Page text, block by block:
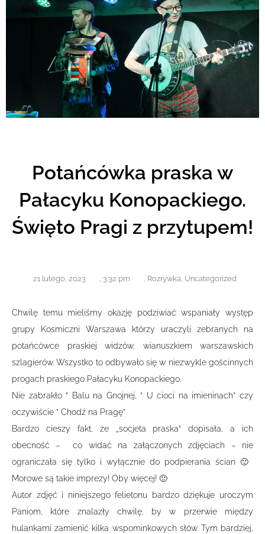
Potańcówka praska w
Pałacyku Konopackiego.
Święto Pragi z przytupem!
21 lutego, 2023 , 3:32 pm , Rozrywka, Uncategorized
Chwilę temu mieliśmy okazję podziwiać wspaniały występ
grupy Kosmiczni Warszawa którzy uraczyli zebranych na
potańcówce praskiej widzów, wianuszkiem warszawskich
szlagierów. Wszystko to odbywało się w niezwykle gościnnych
progach praskiego Pałacyku Konopackiego.
Nie zabrakło ” Balu na Gnojnej, ” U cioci na imieninach” czy
oczywiście ” Chodź na Pragę”
Bardzo cieszy fakt, że „socjeta praska” dopisała, a ich
obecność – co widać na załączonych zdjęciach – nie
ograniczała się tylko i wyłącznie do podpierania ścian 🙂
Morowe są takie imprezy! Oby więcej! 🙂
Autor zdjęć i niniejszego felietonu bardzo dziękuje uroczym
Paniom, które znalazły chwilę, by w przerwie między
hulankami zamienić kilka wspominkowych słów. Tym bardziej,